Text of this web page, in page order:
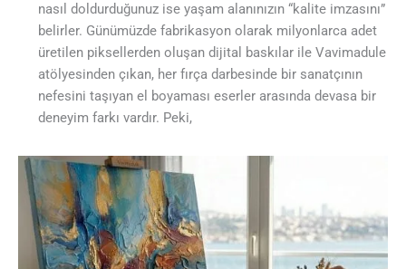
nasıl doldurduğunuz ise yaşam alanınızın “kalite imzasını”
belirler. Günümüzde fabrikasyon olarak milyonlarca adet
üretilen piksellerden oluşan dijital baskılar ile Vavimadule
atölyesinden çıkan, her fırça darbesinde bir sanatçının
nefesini taşıyan el boyaması eserler arasında devasa bir
deneyim farkı vardır. Peki,